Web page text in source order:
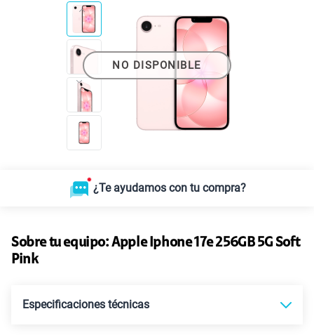
NO DISPONIBLE
¿Te ayudamos con tu compra?
Sobre tu equipo:Apple Iphone 17e 256GB 5G Soft
Pink
Especificaciones técnicas